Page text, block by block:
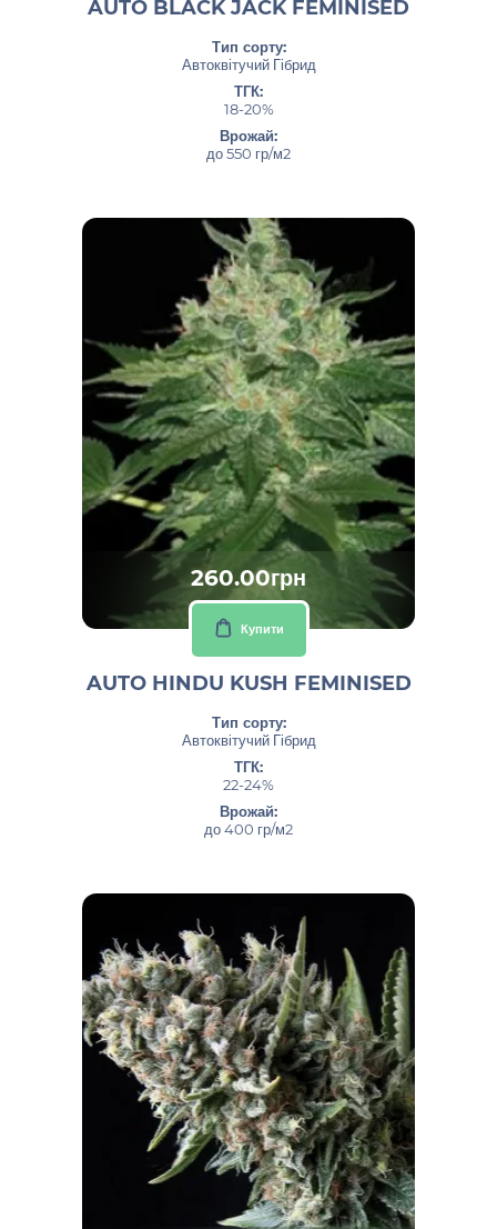
AUTO BLACK JACK FEMINISED
Тип сорту:
Автоквітучий Гібрид
ТГК:
18-20%
Врожай:
до 550 гр/м2
260.00грн
Купити
AUTO HINDU KUSH FEMINISED
Тип сорту:
Автоквітучий Гібрид
ТГК:
22-24%
Врожай:
до 400 гр/м2